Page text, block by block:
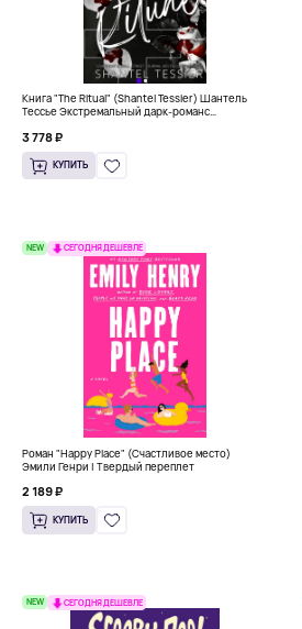
Книга "The Ritual" (Shantel Tessier) Шантель
Тессье Экстремальный дарк-романс
3 778 ₽
КУПИТЬ
NEW СЕГОДНЯ ДЕШЕВЛЕ
Роман "Happy Place" (Счастливое место)
Эмили Генри | Твердый переплет
2 189 ₽
КУПИТЬ
NEW СЕГОДНЯ ДЕШЕВЛЕ